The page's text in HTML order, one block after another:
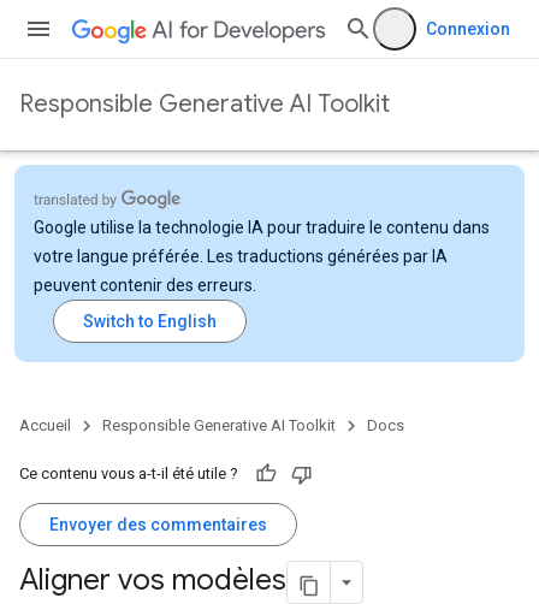
Connexion
Responsible Generative AI Toolkit
Google utilise la technologie IA pour traduire le contenu dans
votre langue préférée. Les traductions générées par IA
peuvent contenir des erreurs.
Accueil Responsible Generative AI Toolkit Docs
Ce contenu vous a-t-il été utile ?
Envoyer des commentaires
Aligner vos modèles